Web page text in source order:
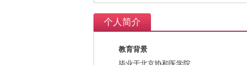
个人简介
教育背景